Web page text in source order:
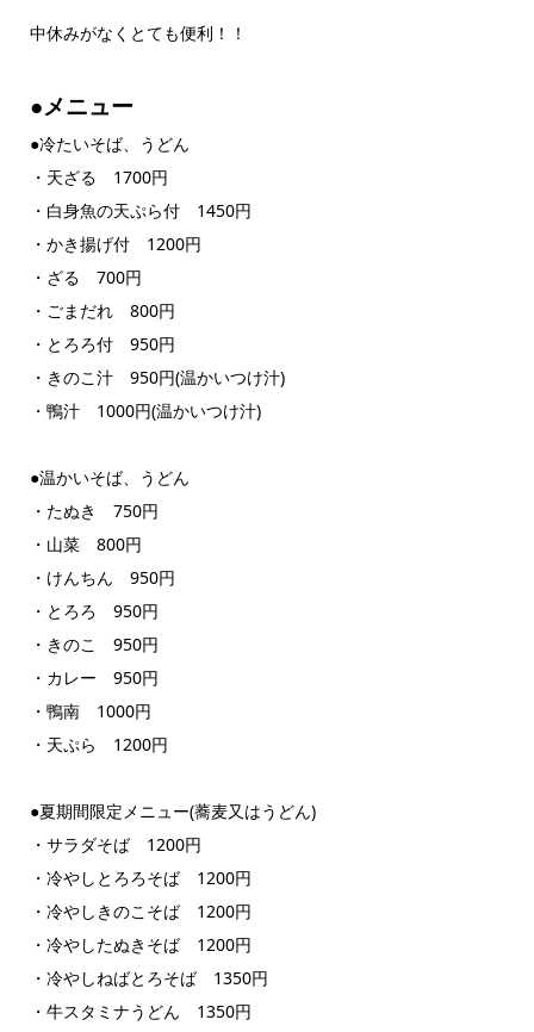
中休みがなくとても便利！！
●メニュー
●冷たいそば、うどん
・天ざる 1700円
・白身魚の天ぷら付 1450円
・かき揚げ付 1200円
・ざる 700円
・ごまだれ 800円
・とろろ付 950円
・きのこ汁 950円(温かいつけ汁)
・鴨汁 1000円(温かいつけ汁)
●温かいそば、うどん
・たぬき 750円
・山菜 800円
・けんちん 950円
・とろろ 950円
・きのこ 950円
・カレー 950円
・鴨南 1000円
・天ぷら 1200円
●夏期間限定メニュー(蕎麦又はうどん)
・サラダそば 1200円
・冷やしとろろそば 1200円
・冷やしきのこそば 1200円
・冷やしたぬきそば 1200円
・冷やしねばとろそば 1350円
・牛スタミナうどん 1350円